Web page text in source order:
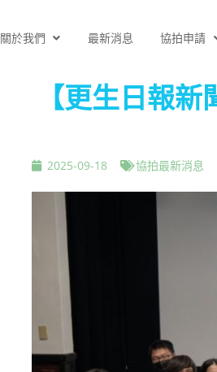
關於我們 最新消息 協拍申請
【更生日報
2025-09-18 協拍最新消息